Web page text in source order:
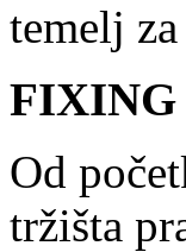
temelj
FIXING
Od
tržišta